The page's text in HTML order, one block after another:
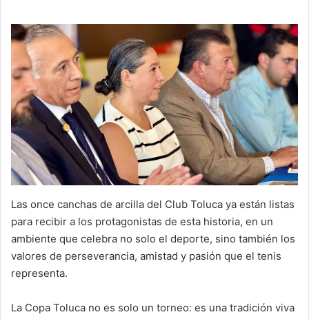
Las once canchas de arcilla del Club Toluca ya están listas
para recibir a los protagonistas de esta historia, en un
ambiente que celebra no solo el deporte, sino también los
valores de perseverancia, amistad y pasión que el tenis
representa.
La Copa Toluca no es solo un torneo: es una tradición viva